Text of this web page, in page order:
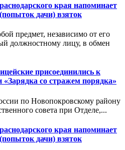
края напоминает
дачи) взяток
предмет, независимо от его
должностному лицу, в обмен
присоединились к
«Зарядка со стражем порядка»
по Новопокровскому району
совета при Отделе,...
края напоминает
дачи) взяток